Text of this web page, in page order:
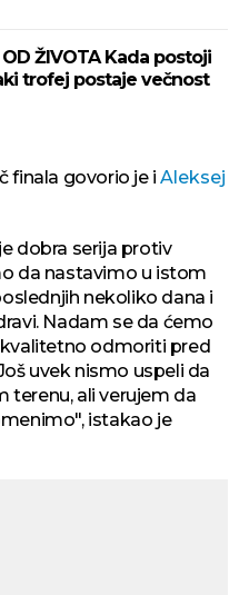
OD ŽIVOTA Kada postoji
trofej postaje večnost
finala govorio je iAleksej
dobra serija protiv
da nastavimo u istom
nekoliko dana i
Nadam se da ćemo
odmoriti pred
uvek nismo uspeli da
terenu, ali verujem da
istakao je